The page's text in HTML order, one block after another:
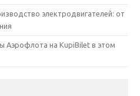
электродвигателей: от
Аэрофлота на KupiBilet в этом